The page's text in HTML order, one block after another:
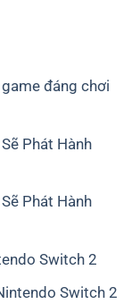
đáng chơi
Phát Hành
Phát Hành
Switch 2
Switch 2